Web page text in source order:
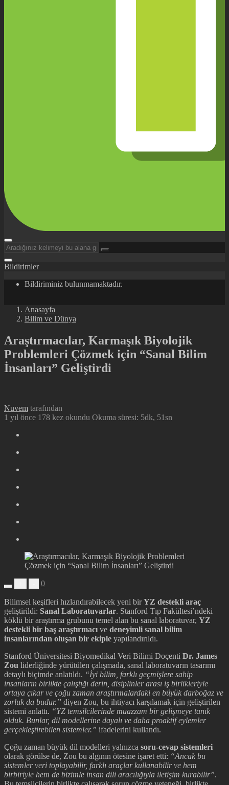
Bildirimler
Bildiriminiz bulunmamaktadır.
Anasayfa
Bilim ve Dünya
Araştırmacılar, Karmaşık Biyolojik
Problemleri Çözmek için “Sanal Bilim
İnsanları” Geliştirdi
Nuvem tarafından
1 yıl önce 178 kez okundu Okuma süresi: 5dk, 51sn
0
Bilimsel keşifleri hızlandırabilecek yeni birYZ destekli araç
geliştirildi: Sanal Laboratuvarlar. Stanford Tıp Fakültesi’ndeki
köklü bir araştırma grubunu temel alan bu sanal laboratuvar, YZ
destekli bir baş araştırmacı ve deneyimli sanal bilim
insanlarından oluşan bir ekiple yapılandırıldı.
Stanford Üniversitesi Biyomedikal Veri Bilimi Doçenti Dr. James
Zou liderliğinde yürütülen çalışmada, sanal laboratuvarın tasarımı
detaylı biçimde anlatıldı. “İyi bilim, farklı geçmişlere sahip
insanların birlikte çalıştığı derin, disiplinler arası iş birlikleriyle
ortaya çıkar ve çoğu zaman araştırmalardaki en büyük darboğaz ve
zorluk da budur.” diyen Zou, bu ihtiyacı karşılamak için geliştirilen
sistemi anlattı. “YZ temsilcilerinde muazzam bir gelişmeye tanık
olduk. Bunlar, dil modellerine dayalı ve daha proaktif eylemler
gerçekleştirebilen sistemler.” ifadelerini kullandı.
Çoğu zaman büyük dil modelleri yalnızca soru-cevap sistemleri
olarak görülse de, Zou bu algının ötesine işaret etti: “Ancak bu
sistemler veri toplayabilir, farklı araçlar kullanabilir ve hem
birbiriyle hem de bizimle insan dili aracılığıyla iletişim kurabilir”.